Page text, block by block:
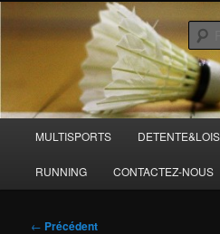
SPAD 86
Sports Passions Aventures et
principal
MULTISPORTS
RUNNING CONTACTEZ-NOUS
Navigation
← Précédent